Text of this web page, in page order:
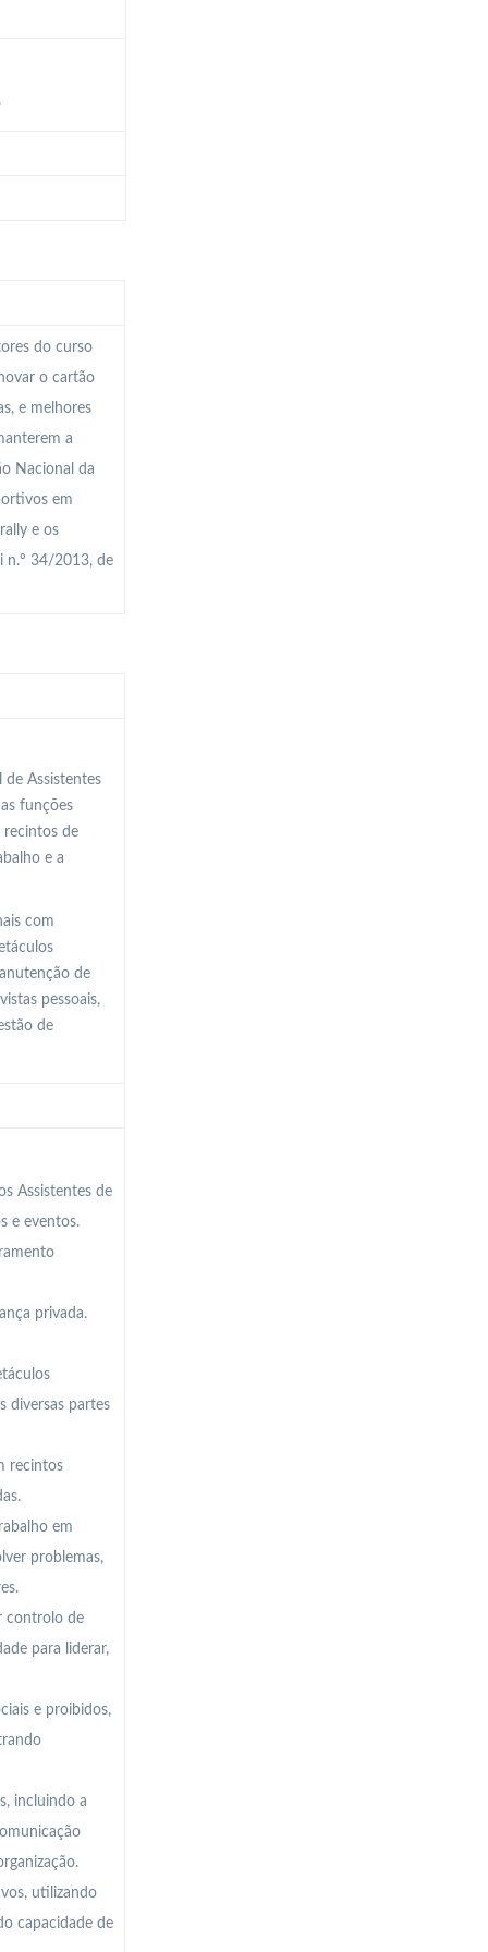
do curso
o cartão
e melhores
a
Nacional da
em
e os
n.º 34/2013, de
Assistentes
funções
recintos de
e a
com
de
pessoais,
de
Assistentes de
e eventos.
privada.
diversas partes
recintos
em
problemas,
controlo de
para liderar,
e proibidos,
incluindo a
utilizando
capacidade de